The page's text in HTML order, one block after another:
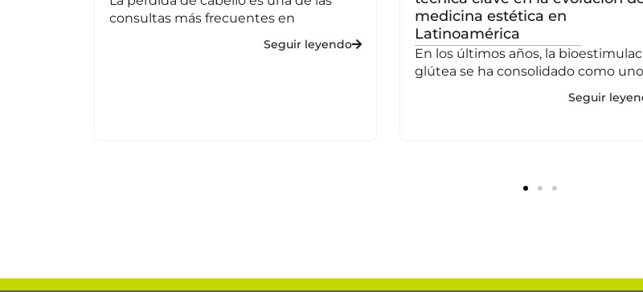
consultas más frecuentes en
Seguir leyendo
medicina estética en
Latinoamérica
En los últimos años, la
glútea se ha consolidado como uno
Seguir